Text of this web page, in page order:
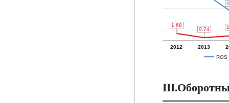
ROS
2012 2013
1.68
1.68
0.74
0.74